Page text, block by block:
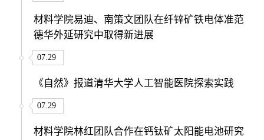
材料学院易迪、南策文团队在纤锌矿铁电体准范
德华外延研究中取得新进展
07.29
《自然》报道清华大学人工智能医院探索实践
07.29
材料学院林红团队合作在钙钛矿太阳能电池研究